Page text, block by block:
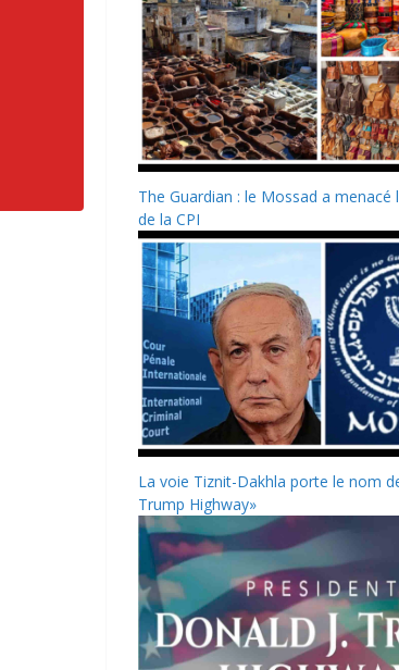
The Guardian : le Mossad a menacé
de la CPI
La voie Tiznit-Dakhla porte le nom
Trump Highway»